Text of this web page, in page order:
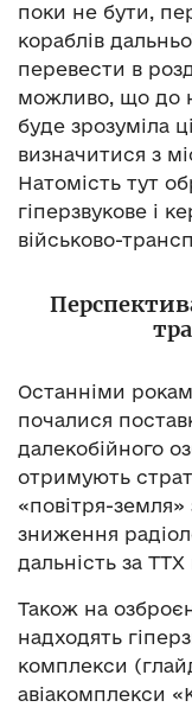
поки не бути,
кораблів
перевести в
можливо, що до
буде зрозуміла
визначитися з
Натомість тут
гіперзвукове і
військово-
Останніми
почалися
далекобійного
отримують
«повітря-
зниження
дальність за
Також на
надходять
комплекси
авіакомплекси